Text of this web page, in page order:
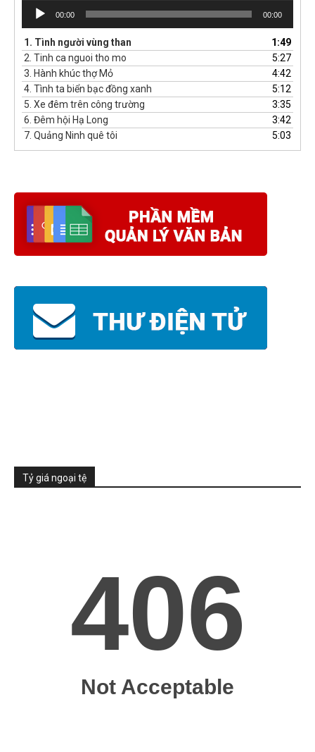
Trình
phát
âm
thanh
00:00 00:00
1. Tình người vùng than
1:49
2. Tinh ca nguoi tho mo
5:27
3. Hành khúc thợ Mỏ
4:42
4. Tình ta biển bạc đồng xanh
5:12
5. Xe đêm trên công trường
3:35
6. Đêm hội Hạ Long
3:42
7. Quảng Ninh quê tôi 5:03
Tỷ giá ngoại tệ